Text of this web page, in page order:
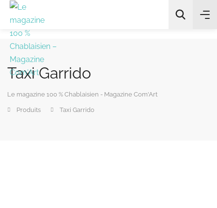
All Categories
Taxi Garrido
Le magazine 100 % Chablaisien - Magazine Com'Art
Produits Taxi Garrido